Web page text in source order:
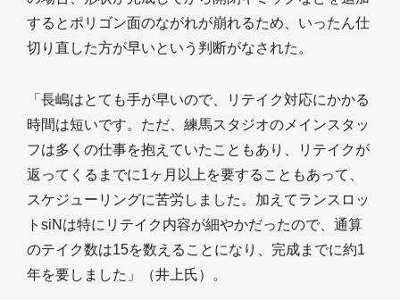
するとポリゴン面のながれが崩れるため、いったん仕
切り直した方が早いという判断がなされた。
「長嶋はとても手が早いので、リテイク対応にかかる
時間は短いです。ただ、練馬スタジオのメインスタッ
フは多くの仕事を抱えていたこともあり、リテイクが
返ってくるまでに1ヶ月以上を要することもあって、
スケジューリングに苦労しました。加えてランスロッ
トsiNは特にリテイク内容が細やかだったので、通算
のテイク数は15を数えることになり、完成までに約1
年を要しました」（井上氏）。